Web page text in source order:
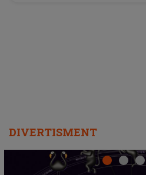
DIVERTISMENT